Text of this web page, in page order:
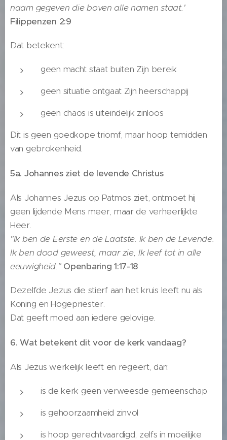
naam gegeven die boven alle namen staat.'
Filippenzen 2:9
Dat betekent:
geen macht staat buiten Zijn bereik
geen situatie ontgaat Zijn heerschappij
geen chaos is uiteindelijk zinloos
Dit is geen goedkope triomf, maar hoop temidden
van gebrokenheid.
5a. Johannes ziet de levende Christus
Als Johannes Jezus op Patmos ziet, ontmoet hij
geen lijdende Mens meer, maar de verheerlijkte
Heer.
"Ik ben de Eerste en de Laatste. Ik ben de Levende.
Ik ben dood geweest, maar zie, Ik leef tot in alle
eeuwigheid." Openbaring 1:17-18
Dezelfde Jezus die stierf aan het kruis leeft nu als
Koning en Hogepriester.
Dat geeft moed aan iedere gelovige.
6. Wat betekent dit voor de kerk vandaag?
Als Jezus werkelijk leeft en regeert, dan:
is de kerk geen verweesde gemeenschap
is gehoorzaamheid zinvol
is hoop gerechtvaardigd, zelfs in moeilijke